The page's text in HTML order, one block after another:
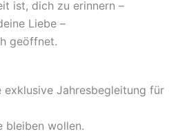
ist, dich zu erinnern –
Liebe –
geöffnet.
exklusive Jahresbegleitung für
bleiben wollen.